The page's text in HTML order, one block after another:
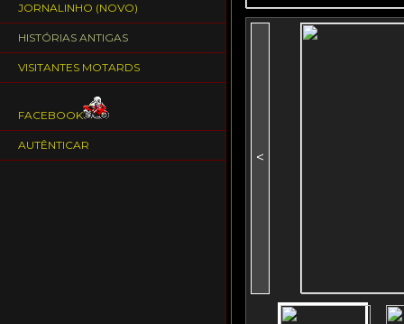
JORNALINHO (NOVO)
HISTÓRIAS ANTIGAS
VISITANTES MOTARDS
FACEBOOK
AUTÊNTICAR
<